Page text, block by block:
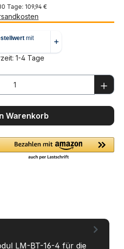
Tage: 109,94 €
1-4 Tage
den gewünschten
Warenkorb
LM-BT-16-4 für die